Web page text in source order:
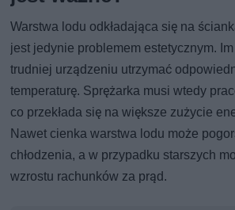
Warstwa lodu odkładająca się na
jest jedynie problemem estetycznym.
trudniej urządzeniu utrzymać
temperaturę. Sprężarka musi wtedy
co przekłada się na większe zużycie
Nawet cienka warstwa lodu może
chłodzenia, a w przypadku starszych
wzrostu rachunków za prąd.